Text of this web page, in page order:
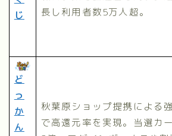
じ
長し利用者数5万人超。
ど
っ
か
ん
秋葉原ショップ提携による
で高還元率を実現。当選カ